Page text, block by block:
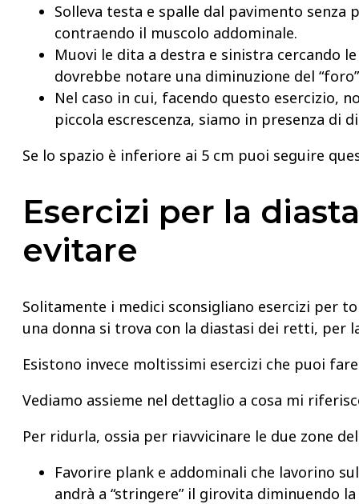
Solleva testa e spalle dal pavimento senza
contraendo il muscolo addominale.
Muovi le dita a destra e sinistra cercando
dovrebbe notare una diminuzione del
Nel caso in cui, facendo questo esercizio,
piccola escrescenza, siamo in presenza di
Se lo spazio è inferiore ai 5 cm puoi seguire
Esercizi per la
evitare
Solitamente i medici sconsigliano esercizi per
una donna si trova con la diastasi dei retti, per
Esistono invece moltissimi esercizi che puoi
Vediamo assieme nel dettaglio a cosa mi
Per ridurla, ossia per riavvicinare le due zone
Favorire plank e addominali che lavorino
andrà a “stringere” il girovita diminuendo